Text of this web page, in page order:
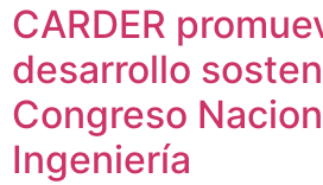
CARDER
desarrollo
Congreso
Ingeniería